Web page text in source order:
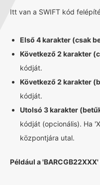
Itt van a SWIFT kód
Első 4 karakter (csak
Következő 2 karakter
kódját.
Következő 2 karakter
kódját.
Utolsó 3 karakter
kódját (opcionális). Ha
központjára utal.
Például a